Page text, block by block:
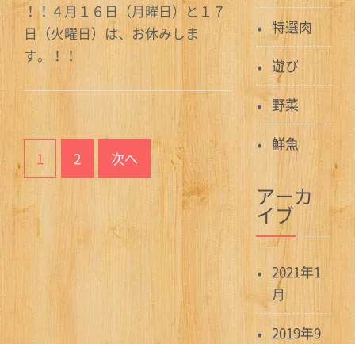
！！４月１６日（月曜日）と１７
日（火曜日）は、お休みしま
す。！！
投
稿
ナ
ビ
1 2 次へ
特選肉
遊び
野菜
鮮魚
アーカ
イブ
2021年1
月
2019年9